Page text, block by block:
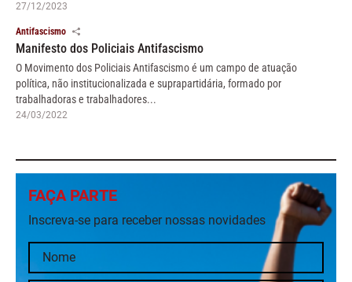
27/12/2023
Antifascismo
Manifesto dos Policiais Antifascismo
O Movimento dos Policiais Antifascismo é um campo de atuação
política, não institucionalizada e suprapartidária, formado por
trabalhadoras e trabalhadores...
24/03/2022
FAÇA PARTE
Inscreva-se para receber nossas novidades